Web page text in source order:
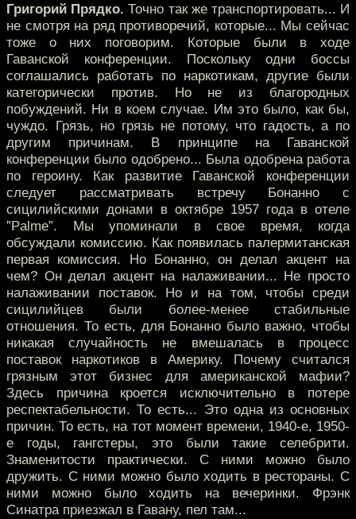
Григорий Прядко. Точно так же транспортировать... И
не смотря на ряд противоречий, которые... Мы сейчас
тоже о них поговорим. Которые были в ходе
Гаванской конференции. Поскольку одни боссы
соглашались работать по наркотикам, другие были
категорически против. Но не из благородных
побуждений. Ни в коем случае. Им это было, как бы,
чуждо. Грязь, но грязь не потому, что гадость, а по
другим причинам. В принципе на Гаванской
конференции было одобрено... Была одобрена работа
по героину. Как развитие Гаванской конференции
следует рассматривать встречу Бонанно с
сицилийскими донами в октябре 1957 года в отеле
”Palme”. Мы упоминали в свое время, когда
обсуждали комиссию. Как появилась палермитанская
первая комиссия. Но Бонанно, он делал акцент на
чем? Он делал акцент на налаживании... Не просто
налаживании поставок. Но и на том, чтобы среди
сицилийцев были более-менее стабильные
отношения. То есть, для Бонанно было важно, чтобы
никакая случайность не вмешалась в процесс
поставок наркотиков в Америку. Почему считался
грязным этот бизнес для американской мафии?
Здесь причина кроется исключительно в потере
респектабельности. То есть... Это одна из основных
причин. То есть, на тот момент времени, 1940-е, 1950-
е годы, гангстеры, это были такие селебрити.
Знаменитости практически. С ними можно было
дружить. С ними можно было ходить в рестораны. С
ними можно было ходить на вечеринки. Фрэнк
Синатра приезжал в Гавану, пел там...